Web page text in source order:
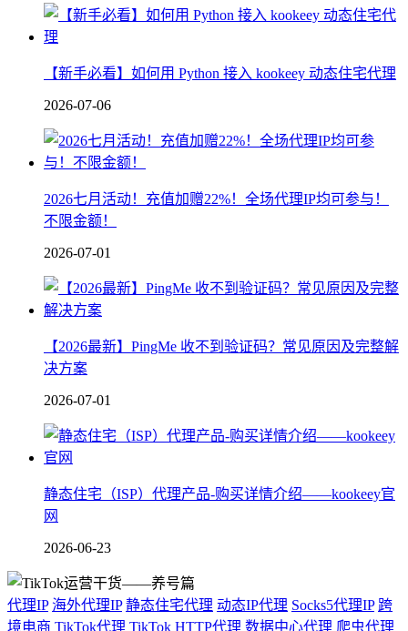
【新手必看】如何用 Python 接入 kookeey 动态住宅代理
2026-07-06
2026七月活动！充值加赠22%！全场代理IP均可参与！
不限金额！
2026-07-01
【2026最新】PingMe 收不到验证码？常见原因及完整解
决方案
2026-07-01
静态住宅（ISP）代理产品-购买详情介绍——kookeey官
网
2026-06-23
代理IP 海外代理IP 静态住宅代理 动态IP代理 Socks5代理IP 跨
境电商 TikTok代理 TikTok HTTP代理 数据中心代理 爬虫代理